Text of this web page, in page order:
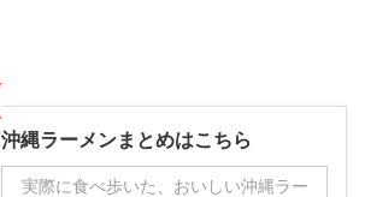
沖縄ラーメンまとめはこちら
実際に食べ歩いた、おいしい沖縄ラー